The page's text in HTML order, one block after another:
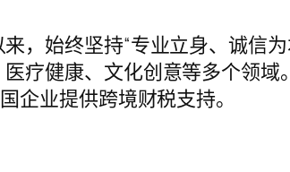
，始终坚持“专业立身、诚信
疗健康、文化创意等多个领
企业提供跨境财税支持。